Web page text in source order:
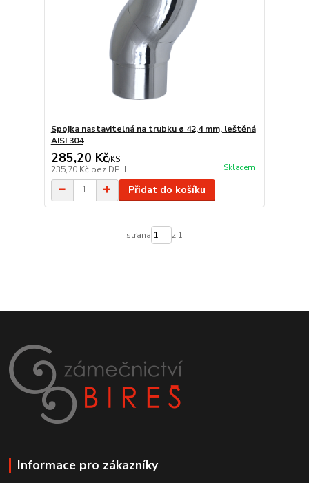
Spojka nastavitelná na trubku ø 42,4 mm, leštěná
AISI 304
285,20 Kč/KS
235,70 Kč bez DPH Skladem
Přidat do košíku
strana z 1
Informace pro zákazníky